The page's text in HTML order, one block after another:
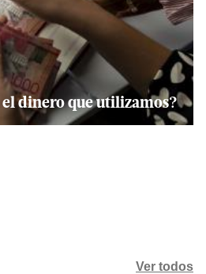
dinero que utilizamos?
Ver todos